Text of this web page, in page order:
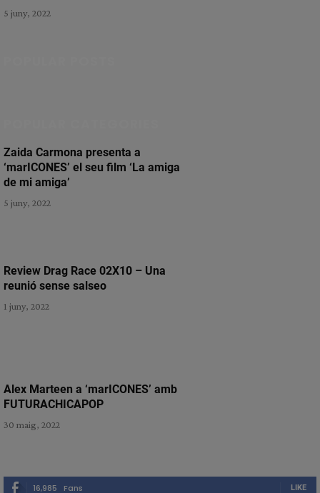
5 juny, 2022
Zaida Carmona presenta a
‘marICONES’ el seu film ‘La amiga
de mi amiga’
5 juny, 2022
Review Drag Race 02X10 – Una
reunió sense salseo
1 juny, 2022
Alex Marteen a ‘marICONES’ amb
FUTURACHICAPOP
30 maig, 2022
16,985 Fans LIKE